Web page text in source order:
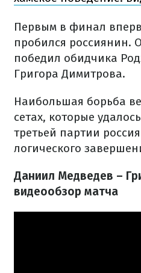
Первым в финал
пробился россиянин.
победил обидчика
Григора Димитрова.
Наибольшая борьба
сетах, которые
третьей партии
логического
Даниил Медведев –
видеообзор матча